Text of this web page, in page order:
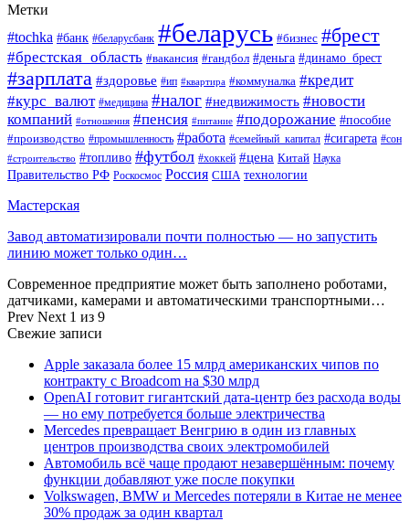
Метки
#tochka #банк #беларусбанк #беларусь #бизнес #брест
#брестская_область #вакансия #гандбол #деньга #динамо_брест
#зарплата #здоровье #ип #квартира #коммуналка #кредит
#курс_валют #медицина #налог #недвижимость #новости
компаний #отношения #пенсия #питание #подорожание #пособие
#производство #промышленность #работа #семейный_капитал #сигарета #сон
#строительство #топливо #футбол #хоккей #цена Китай Наука
Правительство РФ Роскосмос Россия США технологии
Мастерская
Завод автоматизировали почти полностью — но запустить
линию может только один…
Современное предприятие может быть заполнено роботами,
датчиками, камерами и автоматическими транспортными…
Prev Next 1 из 9
Свежие записи
Apple заказала более 15 млрд американских чипов по
контракту с Broadcom на $30 млрд
OpenAI готовит гигантский дата-центр без расхода воды
— но ему потребуется больше электричества
Mercedes превращает Венгрию в один из главных
центров производства своих электромобилей
Автомобиль всё чаще продают незавершённым: почему
функции добавляют уже после покупки
Volkswagen, BMW и Mercedes потеряли в Китае не менее
30% продаж за один квартал